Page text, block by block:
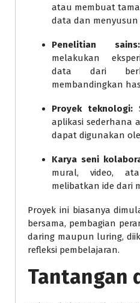
atau membuat
data dan menyusun
Penelitian sains:
melakukan
data dari
membandingkan
Proyek teknologi:
aplikasi sederhana
dapat digunakan
Karya seni
mural, video,
melibatkan ide dari
Proyek ini biasanya
bersama, pembagian
daring maupun luring,
refleksi pembelajaran.
Tantangan